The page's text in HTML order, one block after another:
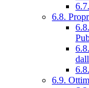
6.8.
6.9.